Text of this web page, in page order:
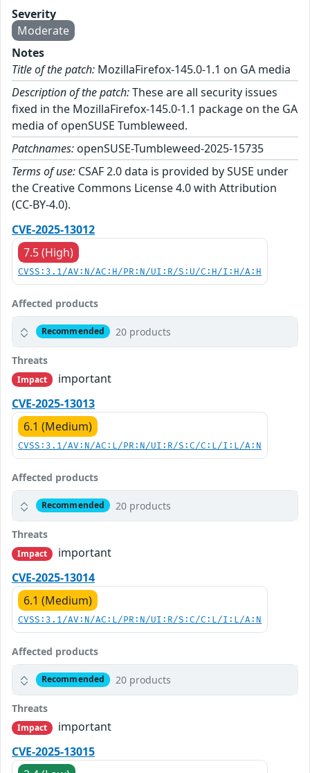
Severity
Moderate
Notes
Title of the patch: MozillaFirefox-145.0-1.1 on GA media
Description of the patch:These are all security issues
fixed in the MozillaFirefox-145.0-1.1 package on the GA
media of openSUSE Tumbleweed.
Patchnames: openSUSE-Tumbleweed-2025-15735
Terms of use: CSAF 2.0 data is provided by SUSE under
the Creative Commons License 4.0 with Attribution
(CC-BY-4.0).
CVE-2025-13012
7.5 (High)
CVSS:3.1/AV:N/AC:H/PR:N/UI:R/S:U/C:H/I:H/A:H
Affected products
Recommended 20 products
Threats
Impact
important
CVE-2025-13013
6.1 (Medium)
CVSS:3.1/AV:N/AC:L/PR:N/UI:R/S:C/C:L/I:L/A:N
Affected products
Recommended 20 products
Threats
Impact
important
CVE-2025-13014
6.1 (Medium)
CVSS:3.1/AV:N/AC:L/PR:N/UI:R/S:C/C:L/I:L/A:N
Affected products
Recommended 20 products
Threats
Impact
important
CVE-2025-13015